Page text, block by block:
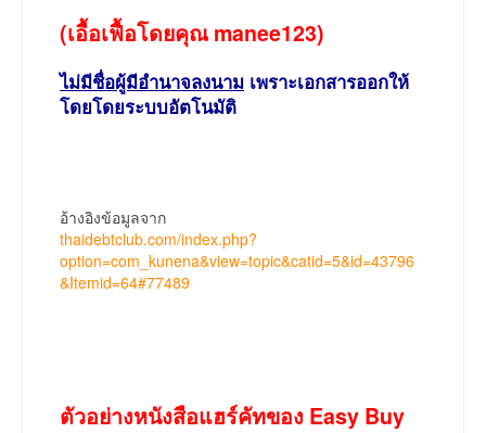
(เอื้อเฟื้อโดยคุณ manee123)
ไม่มีชื่อผู้มีอำนาจลงนาม เพราะเอกสารออกให้
โดยโดยระบบอัตโนมัติ
อ้างอิงข้อมูลจาก
thaidebtclub.com/index.php?
option=com_kunena&view=topic&catid=5&id=43796
&Itemid=64#77489
ตัวอย่างหนังสือแฮร์คัทของ Easy Buy